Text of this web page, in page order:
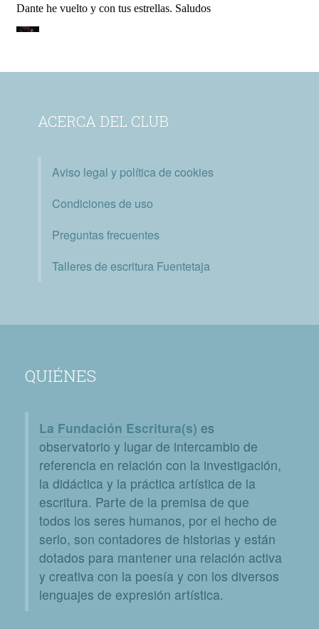
ACERCA DEL CLUB
Aviso legal y política de cookies
Condiciones de uso
Preguntas frecuentes
Talleres de escritura Fuentetaja
QUIÉNES
La Fundación Escritura(s) es
observatorio y lugar de intercambio de
referencia en relación con la investigación,
la didáctica y la práctica artística de la
escritura. Parte de la premisa de que
todos los seres humanos, por el hecho de
serlo, son contadores de historias y están
dotados para mantener una relación activa
y creativa con la poesía y con los diversos
lenguajes de expresión artística.